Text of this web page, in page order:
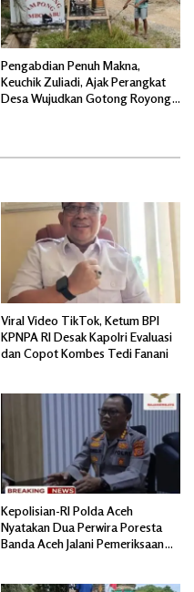
Pengabdian Penuh Makna,
Keuchik Zuliadi, Ajak Perangkat
Desa Wujudkan Gotong Royong,
Viral Video TikTok, Ketum BPI
KPNPA RI Desak Kapolri Evaluasi
dan Copot Kombes Tedi Fanani
Kepolisian-RI Polda Aceh
Nyatakan Dua Perwira Poresta
Banda Aceh Jalani Pemeriksaan